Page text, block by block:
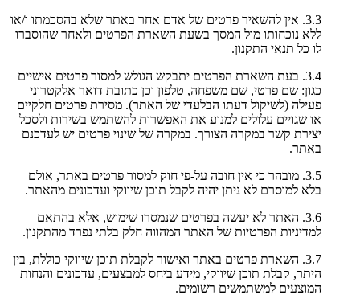
3.3. אין להשאיר פרטים של אדם אחר באתר שלא בהסכמתו ו/או
ללא נוכחותו מול המסך בשעת השארת הפרטים ולאחר שהוסברו
לו כל תנאי התקנון.
3.4. בעת השארת הפרטים יתבקש הגולש למסור פרטים אישיים
כגון: שם פרטי, שם משפחה, טלפון וכן כתובת דואר אלקטרוני
פעילה (לשיקול דעתו הבלעדי של האתר). מסירת פרטים חלקיים
או שגויים עלולים למנוע את האפשרות להשתמש בשירות ולסכל
יצירת קשר במקרה הצורך. במקרה של שינוי פרטים יש לעדכנם
באתר.
3.5. מובהר כי אין חובה על-פי חוק למסור פרטים באתר, אולם
בלא למוסרם לא ניתן יהיה לקבל תוכן שיווקי ועדכונים מהאתר.
3.6. האתר לא יעשה בפרטים שנמסרו שימוש, אלא בהתאם
למדיניות הפרטיות של האתר המהווה חלק בלתי נפרד מהתקנון.
3.7. השארת פרטים באתר ואישור לקבלת תוכן שיווקי כוללת, בין
היתר, קבלת תוכן שיווקי, מידע ביחס למבצעים, עדכונים והנחות
המוצעים למשתמשים רשומים.